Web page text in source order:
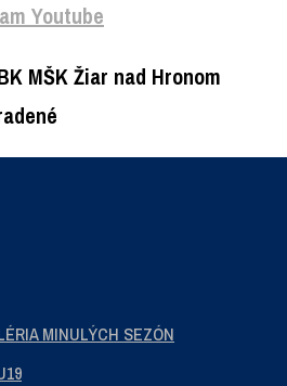
Youtube
MŠK Žiar nad Hronom
MINULÝCH SEZÓN